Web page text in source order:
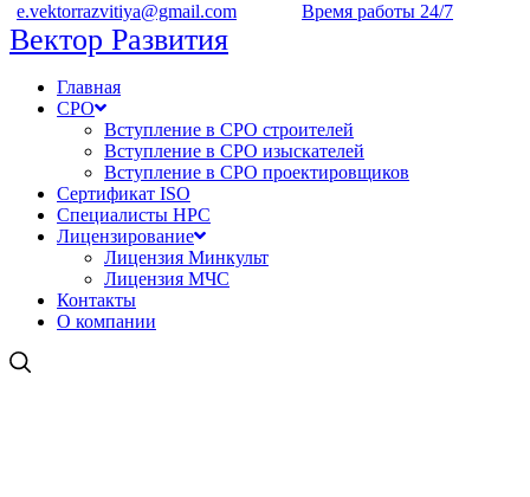
e.vektorrazvitiya@gmail.com
Время работы 24/7
Вектор Развития
Главная
СРО
Вступление в СРО строителей
Вступление в СРО изыскателей
Вступление в СРО проектировщиков
Сертификат ISO
Специалисты НРС
Лицензирование
Лицензия Минкульт
Лицензия МЧС
Контакты
О компании